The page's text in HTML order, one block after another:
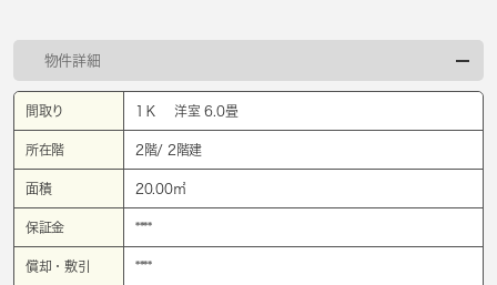
物件詳細
間取り 1Ｋ 洋室 6.0畳
所在階 2階/ 2階建
面積 20.00㎡
保証金 ****
償却・敷引 ****